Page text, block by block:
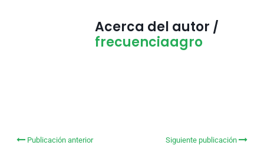
Acerca del autor /
frecuenciaagro
Publicación anterior Siguiente publicación